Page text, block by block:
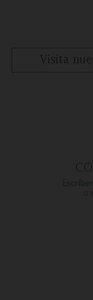
Visita